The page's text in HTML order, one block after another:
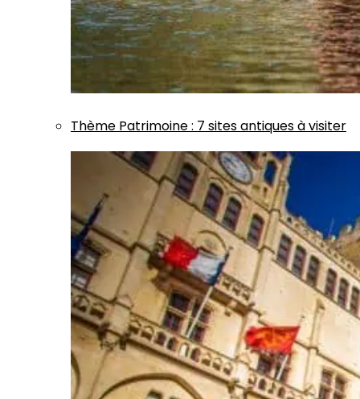
Thème Patrimoine: 7 sites antiques à visiter